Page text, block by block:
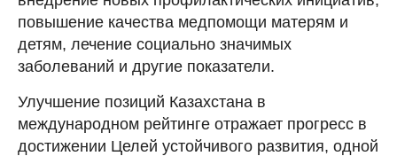
повышение качества медпомощи матерям и
детям, лечение социально значимых
заболеваний и другие показатели.
Улучшение позиций Казахстана в
международном рейтинге отражает прогресс в
достижении Целей устойчивого развития, одной